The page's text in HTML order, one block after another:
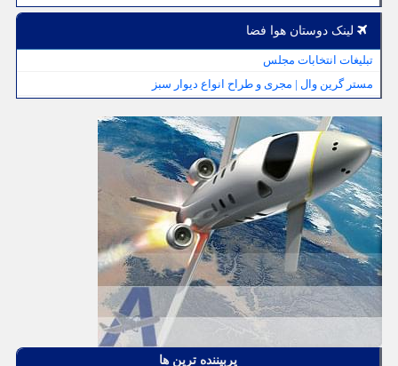
لینک دوستان هوا فضا
تبلیغات انتخابات مجلس
مستر گرین وال | مجری و طراح انواع دیوار سبز
پربیننده ترین ها